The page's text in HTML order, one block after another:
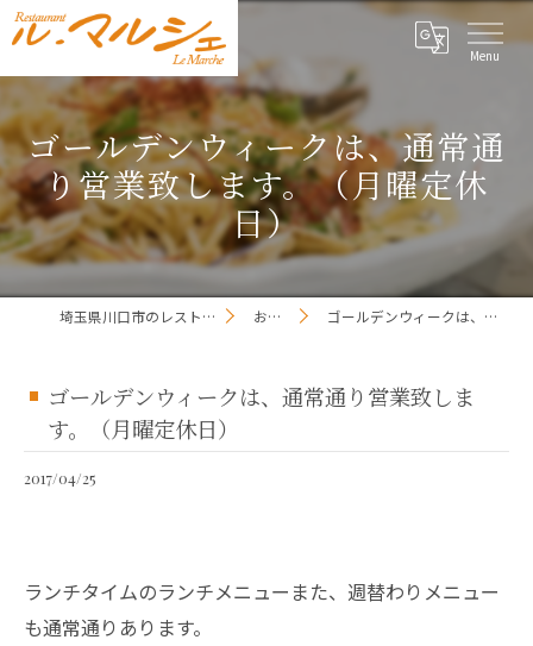
ゴールデンウィークは、通常通
り営業致します。（月曜定休
日）
埼玉県川口市のレストランならレストラン ル・マルシェ お知らせ一覧 ゴールデンウィークは、通常通り営業致します。（月曜定休日）
ゴールデンウィークは、通常通り営業致しま
す。（月曜定休日）
2017/04/25
ランチタイムのランチメニューまた、週替わりメニュー
も通常通りあります。